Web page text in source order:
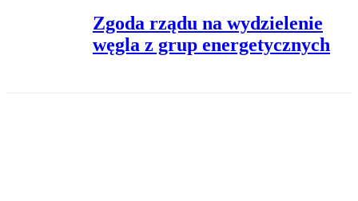
Zgoda rządu na wydzielenie
węgla z grup energetycznych